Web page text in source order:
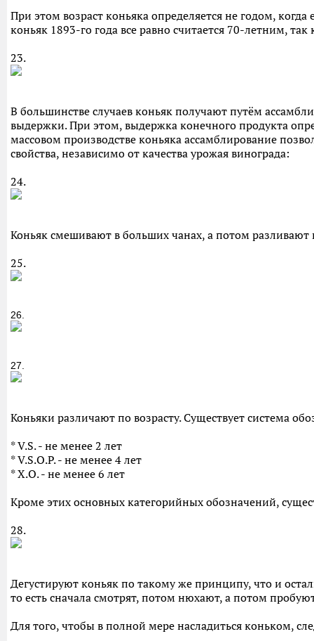
При этом возраст коньяка определяется не годом,
коньяк 1893-го года все равно считается 70-летним,
23.
В большинстве случаев коньяк получают путём
выдержки. При этом, выдержка конечного продукта
массовом производстве коньяка ассамблирование
свойства, независимо от качества урожая винограда:
24.
Коньяк смешивают в больших чанах, а потом
25.
26.
27.
Коньяки различают по возрасту. Существует система
* V.S. - не менее 2 лет
* V.S.O.P. - не менее 4 лет
* X.O. - не менее 6 лет
Кроме этих основных категорийных обозначений,
28.
Дегустируют коньяк по такому же принципу, что и
то есть сначала смотрят, потом нюхают, а потом
Для того, чтобы в полной мере насладиться коньком,